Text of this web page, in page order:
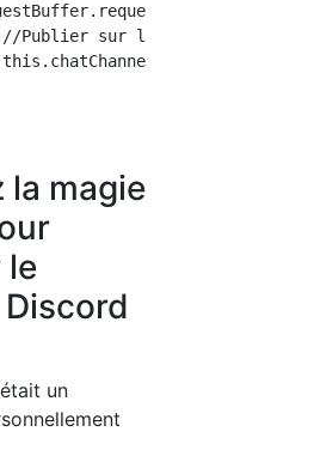
-> {
Publier sur la chaîne.
la magie
le
un